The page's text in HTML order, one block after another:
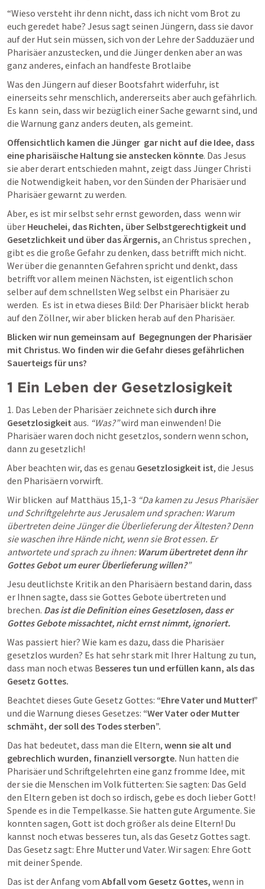
“Wieso versteht ihr denn nicht, dass ich nicht vom Brot zu
euch geredet habe? Jesus sagt seinen Jüngern, dass sie davor
auf der Hut sein müssen, sich von der Lehre der Sadduzäer und
Pharisäer anzustecken, und die Jünger denken aber an was
ganz anderes, einfach an handfeste Brotlaibe
Was den Jüngern auf dieser Bootsfahrt widerfuhr, ist
einerseits sehr menschlich, andererseits aber auch gefährlich.
Es kann  sein, dass wir bezüglich einer Sache gewarnt sind, und
die Warnung ganz anders deuten, als gemeint.
Offensichtlich kamen die Jünger  gar nicht auf die Idee, dass
eine pharisäische Haltung sie anstecken könnte. Das Jesus
sie aber derart entschieden mahnt, zeigt dass Jünger Christi
die Notwendigkeit haben, vor den Sünden der Pharisäer und
Pharisäer gewarnt zu werden.
Aber, es ist mir selbst sehr ernst geworden, dass  wenn wir
über Heuchelei, das Richten, über Selbstgerechtigkeit und
Gesetzlichkeit und über das Ärgernis, an Christus sprechen ,
gibt es die große Gefahr zu denken, dass betrifft mich nicht.
Wer über die genannten Gefahren spricht und denkt, dass
betrifft vor allem meinen Nächsten, ist eigentlich schon
selber auf dem schnellsten Weg selbst ein Pharisäer zu
werden.  Es ist in etwa dieses Bild: Der Pharisäer blickt herab
auf den Zöllner, wir aber blicken herab auf den Pharisäer.
Blicken wir nun gemeinsam auf  Begegnungen der Pharisäer
mit Christus. Wo finden wir die Gefahr dieses gefährlichen
Sauerteigs für uns?
1 Ein Leben der Gesetzlosigkeit
1. Das Leben der Pharisäer zeichnete sich durch ihre
Gesetzlosigkeit aus. “Was?” wird man einwenden! Die
Pharisäer waren doch nicht gesetzlos, sondern wenn schon,
dann zu gesetzlich!
Aber beachten wir, das es genau Gesetzlosigkeit ist, die Jesus
den Pharisäern vorwirft.
Wir blicken  auf Matthäus 15,1-3 “Da kamen zu Jesus Pharisäer
und Schriftgelehrte aus Jerusalem und sprachen: Warum
übertreten deine Jünger die Überlieferung der Ältesten? Denn
sie waschen ihre Hände nicht, wenn sie Brot essen. Er
antwortete und sprach zu ihnen: Warum übertretet denn ihr
Gottes Gebot um eurer Überlieferung willen?”
Jesu deutlichste Kritik an den Pharisäern bestand darin, dass
er Ihnen sagte, dass sie Gottes Gebote übertreten und
brechen. Das ist die Definition eines Gesetzlosen, dass er
Gottes Gebote missachtet, nicht ernst nimmt, ignoriert.
Was passiert hier? Wie kam es dazu, dass die Pharisäer
gesetzlos wurden? Es hat sehr stark mit Ihrer Haltung zu tun,
dass man noch etwas Besseres tun und erfüllen kann, als das
Gesetz Gottes.
Beachtet dieses Gute Gesetz Gottes:
und die Warnung dieses Gesetzes: “Wer Vater oder Mutter
schmäht, der soll des Todes sterben”.
Das hat bedeutet, dass man die Eltern, wenn sie alt und
gebrechlich wurden, finanziell versorgte. Nun hatten die
Pharisäer und Schriftgelehrten eine ganz fromme Idee, mit
der sie die Menschen im Volk fütterten: Sie sagten: Das Geld
den Eltern geben ist doch so irdisch, gebe es doch lieber Gott!
Spende es in die Tempelkasse. Sie hatten gute Argumente. Sie
konnten sagen, Gott ist doch größer als deine Eltern! Du
kannst noch etwas besseres tun, als das Gesetz Gottes sagt.
Das Gesetz sagt: Ehre Mutter und Vater. Wir sagen: Ehre Gott
mit deiner Spende.
Das ist der Anfang vom Abfall vom Gesetz Gottes, wenn in